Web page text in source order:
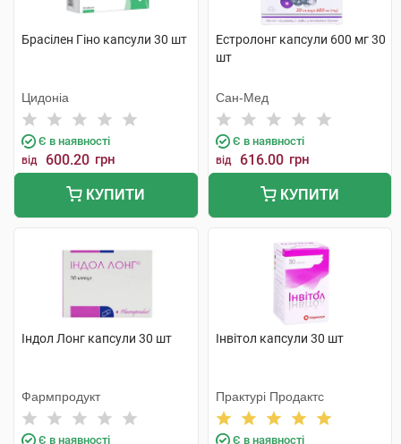
Брасілен Гіно капсули 30 шт
Цидоніа
Є в наявності
від 600.20 грн
КУПИТИ
Естролонг капсули 600 мг 30
шт
Сан-Мед
Є в наявності
від 616.00 грн
КУПИТИ
Індол Лонг капсули 30 шт
Фармпродукт
Є в наявності
Інвітол капсули 30 шт
Практурі Продактс
Є в наявності